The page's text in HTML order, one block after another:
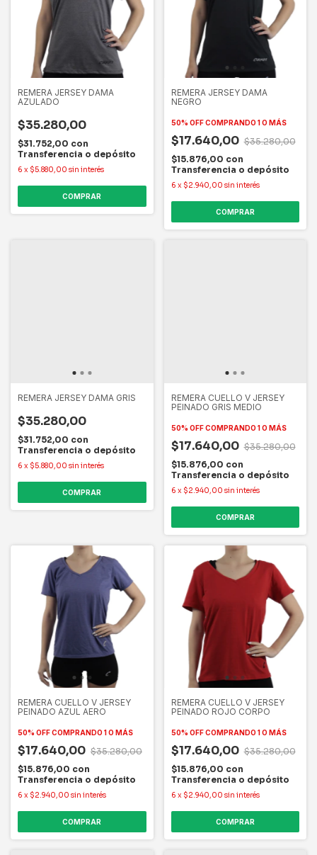
REMERA JERSEY DAMA
AZULADO
$35.280,00
$31.752,00 con
Transferencia o depósito
6 x $5.880,00 sin interés
COMPRAR
REMERA JERSEY DAMA
NEGRO
50% OFF COMPRANDO 1 O MÁS
$17.640,00 $35.280,00
$15.876,00 con
Transferencia o depósito
6 x $2.940,00 sin interés
COMPRAR
REMERA JERSEY DAMA GRIS
$35.280,00
$31.752,00 con
Transferencia o depósito
6 x $5.880,00 sin interés
COMPRAR
REMERA CUELLO V JERSEY
PEINADO GRIS MEDIO
50% OFF COMPRANDO 1 O MÁS
$17.640,00 $35.280,00
$15.876,00 con
Transferencia o depósito
6 x $2.940,00 sin interés
COMPRAR
REMERA CUELLO V JERSEY
PEINADO AZUL AERO
50% OFFCOMPRANDO 1 O MÁS
$17.640,00 $35.280,00
$15.876,00 con
Transferencia o depósito
6 x $2.940,00 sin interés
COMPRAR
REMERA CUELLO V JERSEY
PEINADO ROJO CORPO
50% OFF COMPRANDO 1 O MÁS
$17.640,00 $35.280,00
$15.876,00 con
Transferencia o depósito
6 x $2.940,00 sin interés
COMPRAR